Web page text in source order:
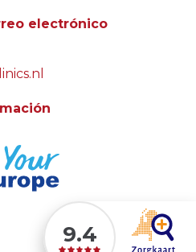
electrónico
9.4